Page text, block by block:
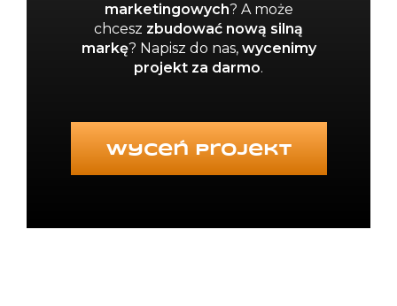
marketingowych? A może
chcesz zbudować nową silną
markę? Napisz do nas, wycenimy
projekt za darmo.
Wyceń projekt